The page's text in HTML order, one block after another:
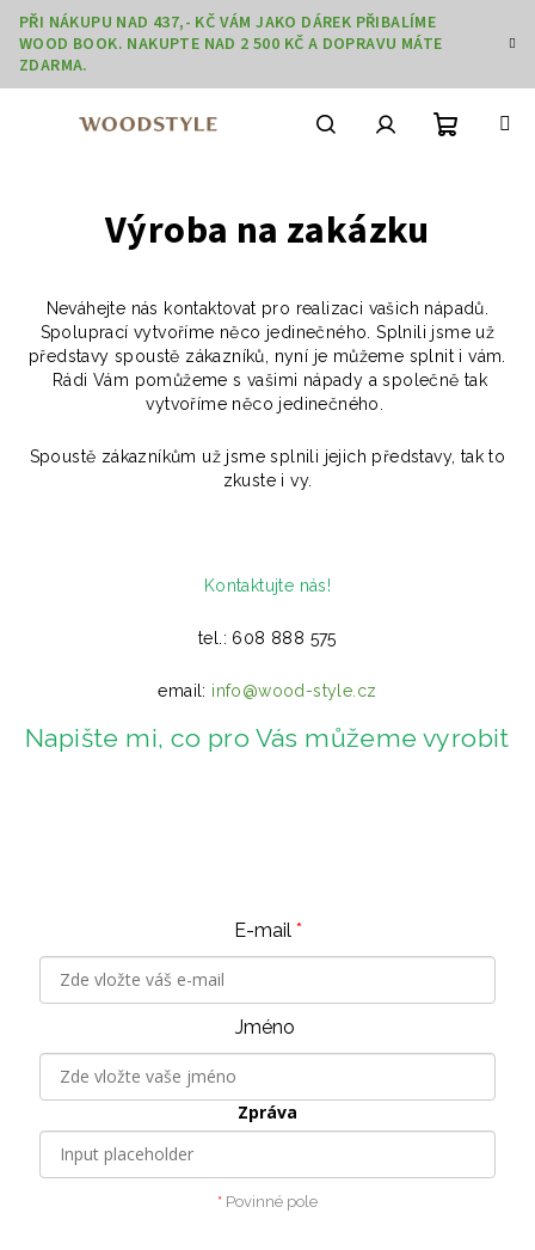
Přejít
obsah
PŘI NÁKUPU NAD 437,- KČ VÁM JAKO DÁREK PŘIBALÍME
WOOD BOOK. NAKUPTE NAD 2 500 KČ A DOPRAVU MÁTE
ZDARMA.
Výroba na zakázku
Neváhejte nás kontaktovat pro realizaci vašich nápadů.
Spoluprací vytvoříme něco jedinečného. Splnili jsme už
představy spoustě zákazníků, nyní je můžeme splnit i vám.
Rádi Vám pomůžeme s vašimi nápady a společně tak
vytvoříme něco jedinečného.
Spoustě zákazníkům už jsme splnili jejich představy, tak to
zkuste i vy.
Kontaktujte nás!
tel.: 608 888 575
email: info@wood-style.cz
Napište mi, co pro Vás můžeme vyrobit
E-mail *
Jméno
Zpráva
* Povinné pole